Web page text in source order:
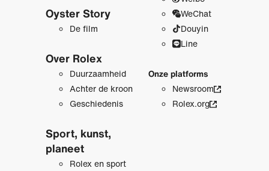
Oyster Story
De film
Over Rolex
Duurzaamheid
Achter de kroon
Geschiedenis
Sport, kunst,
planeet
Rolex en sport
WeChat
Douyin
Line
Onze platforms
Newsroom
Rolex.org